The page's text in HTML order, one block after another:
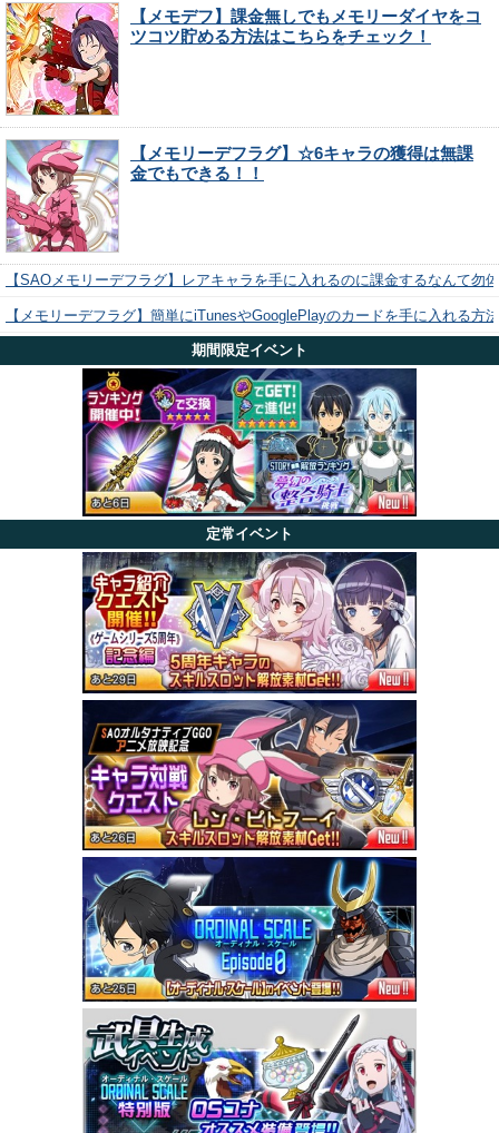
【メモデフ】課金無しでもメモリーダイヤをコ
ツコツ貯める方法はこちらをチェック！
【メモリーデフラグ】☆6キャラの獲得は無課
金でもできる！！
【SAOメモリーデフラグ】レアキャラを手に入れるのに課金するなんて勿
【メモリーデフラグ】簡単にiTunesやGooglePlayのカードを手に入れる方
期間限定イベント
定常イベント